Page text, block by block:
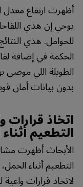
أظهرت ارتفاع معدل
يوحي إن هذي
للحوامل. هذي
الحكمة في إضافة
الطويلة اللي
بدون بيانات أمان
اتخاذ
التطعيم
الأبحاث أظهرت
التطعيم أثناء
لاتخاذ قرارات